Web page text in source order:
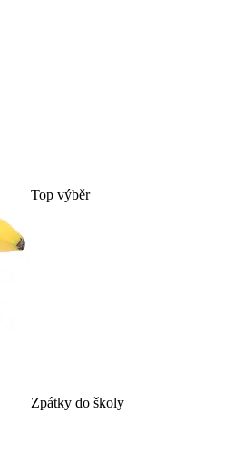
Top výběr
Zpátky do školy